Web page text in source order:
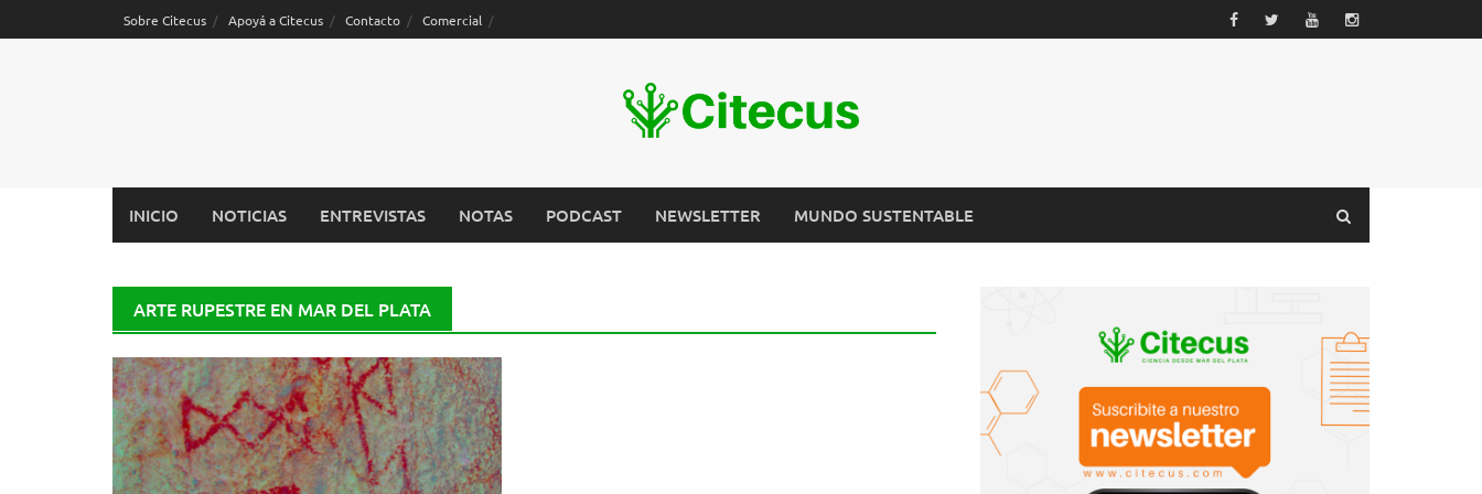
Sobre Citecus Apoyá a Citecus Contacto Comercial
INICIO NOTICIAS ENTREVISTAS NOTAS PODCAST NEWSLETTER MUNDO SUSTENTABLE
ARTE RUPESTRE EN MAR DEL PLATA